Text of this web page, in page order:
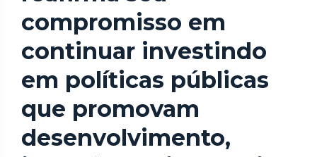
compromisso em
continuar investindo
em políticas públicas
que promovam
desenvolvimento,